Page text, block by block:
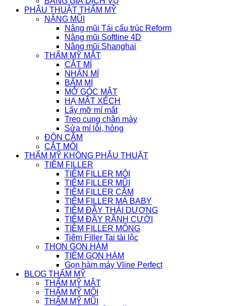
PHẪU THUẬT THẨM MỸ
NÂNG MŨI
Nâng mũi Tái cấu trúc Reform
Nâng mũi Softline 4D
Nâng mũi Shanghai
THẨM MỸ MẮT
CẮT MÍ
NHẤN MÍ
BẤM MÍ
MỞ GÓC MẮT
HẠ MẮT XẾCH
Lấy mỡ mí mắt
Treo cung chân mày
Sửa mí lỗi, hỏng
ĐỘN CẰM
CẮT MÔI
THẨM MỸ KHÔNG PHẪU THUẬT
TIÊM FILLER
TIÊM FILLER MÔI
TIÊM FILLER MŨI
TIÊM FILLER CẰM
TIÊM FILLER MÁ BABY
TIÊM ĐẦY THÁI DƯƠNG
TIÊM ĐẦY RÃNH CƯỜI
TIÊM FILLER MÔNG
Tiêm Filler Tai tài lộc
THON GỌN HÀM
TIÊM GỌN HÀM
Gọn hàm máy Vline Perfect
BLOG THẨM MỸ
THẨM MỸ MẮT
THẨM MỸ MÔI
THẨM MỸ MŨI